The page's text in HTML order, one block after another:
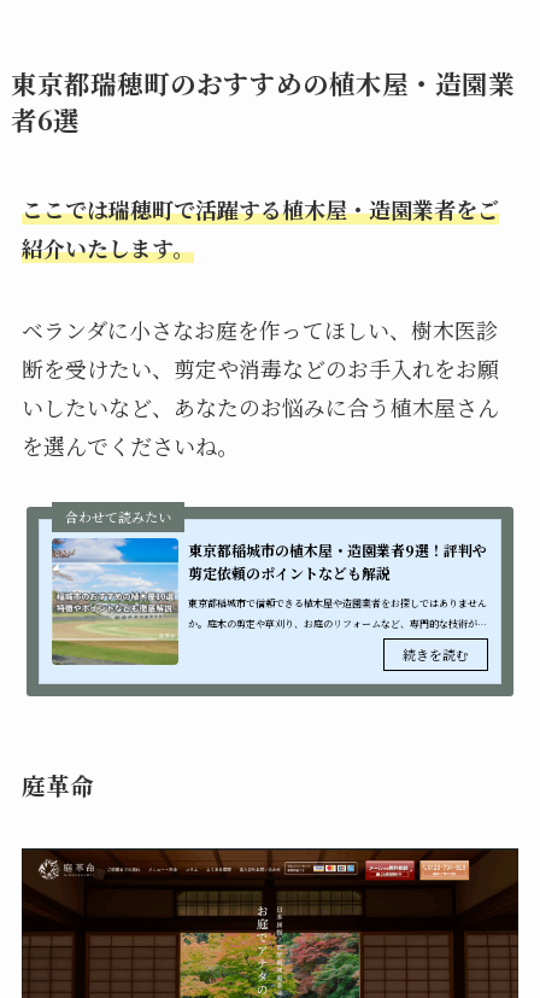
東京都瑞穂町のおすすめの植木屋・造園業
者6選
ここでは瑞穂町で活躍する植木屋・造園業者をご
紹介いたします。
ベランダに小さなお庭を作ってほしい、樹木医診
断を受けたい、剪定や消毒などのお手入れをお願
いしたいなど、あなたのお悩みに合う植木屋さん
を選んでくださいね。
東京都稲城市の植木屋・造園業者9選！評判や
剪定依頼のポイントなども解説
東京都稲城市で信頼できる植木屋や造園業者をお探しではありません
か。庭木の剪定や草刈り、お庭のリフォームなど、専門的な技術が必
庭革命